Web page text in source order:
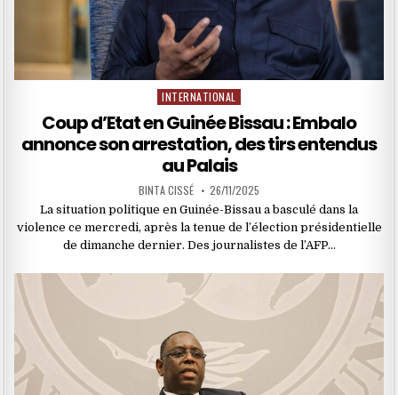
Posted
INTERNATIONAL
Coup d’Etat en Guinée Bissau : Embalo
annonce son arrestation, des tirs entendus
au Palais
BINTA CISSÉ 26/11/2025
La situation politique en Guinée-Bissau a basculé dans la
violence ce mercredi, après la tenue de l’élection présidentielle
de dimanche dernier. Des journalistes de l’AFP…